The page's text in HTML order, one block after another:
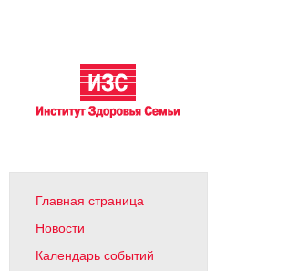
Главная страница
Новости
Календарь событий